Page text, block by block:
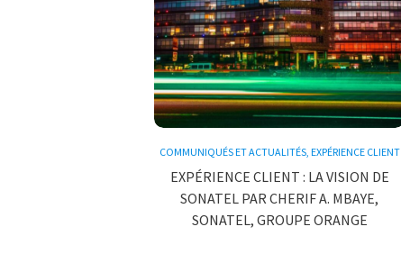
COMMUNIQUÉS ET ACTUALITÉS, EXPÉRIENCE CLIENT
EXPÉRIENCE CLIENT : LA VISION DE
SONATEL PAR CHERIF A. MBAYE,
SONATEL, GROUPE ORANGE